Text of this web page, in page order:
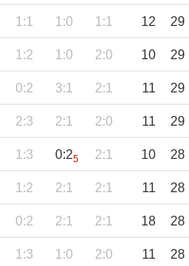
1:1 1:0 1:1 12 29
1:2 1:0 2:0 10 29
0:2 3:1 2:1 11 29
2:3 2:1 2:0 11 29
1:3 0:25 2:1 10 28
1:2 2:1 2:1 11 28
0:2 2:1 2:1 18 28
1:3 1:0 2:0 11 28